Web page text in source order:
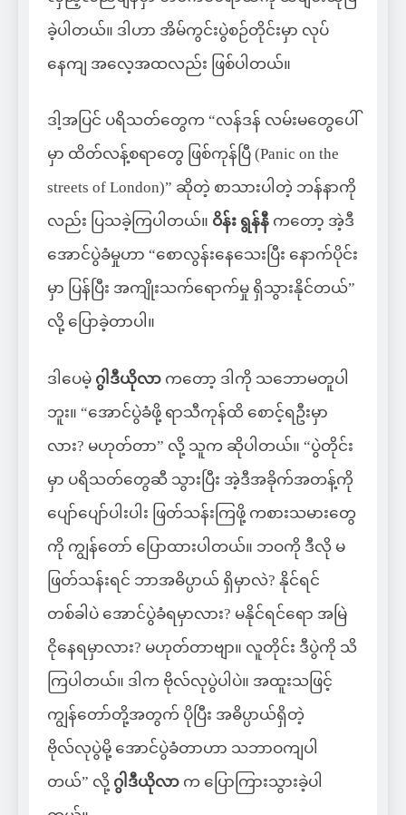
ခဲ့ပါတယ်။ ဒါဟာ အိမ်ကွင်းပွဲစဉ်တိုင်းမှာ လုပ်
နေကျ အလေ့အထလည်း ဖြစ်ပါတယ်။
ဒါ့အပြင် ပရိသတ်တွေက “လန်ဒန် လမ်းမတွေပေါ်
မှာ ထိတ်လန့်စရာတွေ ဖြစ်ကုန်ပြီ (Panic on the
streets of London)” ဆိုတဲ့ စာသားပါတဲ့ ဘန်နာကို
လည်း ပြသခဲ့ကြပါတယ်။ ဝိန်း ရွန်နီ ကတော့ အဲ့ဒီ
အောင်ပွဲခံမှုဟာ “စောလွန်းနေသေးပြီး နောက်ပိုင်း
မှာ ပြန်ပြီး အကျိုးသက်ရောက်မှု ရှိသွားနိုင်တယ်”
လို့ ပြောခဲ့တာပါ။
ဒါပေမဲ့ ဂွါဒီယိုလာ ကတော့ ဒါကို သဘောမတူပါ
ဘူး။ “အောင်ပွဲခံဖို့ ရာသီကုန်ထိ စောင့်ရဦးမှာ
လား? မဟုတ်တာ” လို့ သူက ဆိုပါတယ်။ “ပွဲတိုင်း
မှာ ပရိသတ်တွေဆီ သွားပြီး အဲ့ဒီအခိုက်အတန့်ကို
ပျော်ပျော်ပါးပါး ဖြတ်သန်းကြဖို့ ကစားသမားတွေ
ကို ကျွန်တော် ပြောထားပါတယ်။ ဘဝကို ဒီလို မ
ဖြတ်သန်းရင် ဘာအဓိပ္ပာယ် ရှိမှာလဲ? နိုင်ရင်
တစ်ခါပဲ အောင်ပွဲခံရမှာလား? မနိုင်ရင်ရော အမြဲ
ငိုနေရမှာလား? မဟုတ်တာဗျာ။ လူတိုင်း ဒီပွဲကို သိ
ကြပါတယ်။ ဒါက ဗိုလ်လုပွဲပါပဲ။ အထူးသဖြင့်
ကျွန်တော်တို့အတွက် ပိုပြီး အဓိပ္ပာယ်ရှိတဲ့
ဗိုလ်လုပွဲမို့ အောင်ပွဲခံတာဟာ သဘာဝကျပါ
တယ်” လို့ ဂွါဒီယိုလာ က ပြောကြားသွားခဲ့ပါ